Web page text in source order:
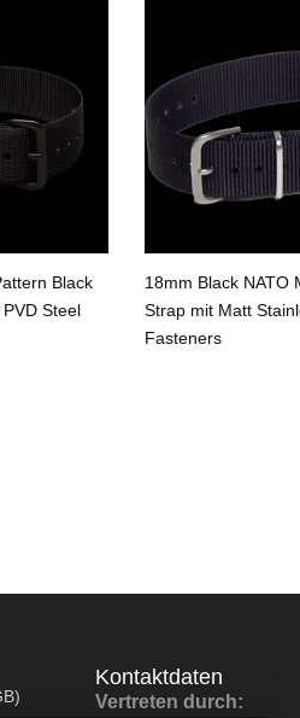
Black
Steel
18mm Black NATO
Strap mit Matt
Fasteners
Kontaktdaten
Vertreten durch: